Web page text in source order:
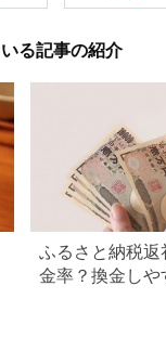
る記事の紹介
ふるさと納税返
金率？換金しや